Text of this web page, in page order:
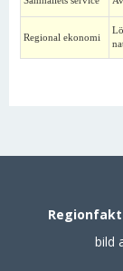
Regional ekonomi
bild